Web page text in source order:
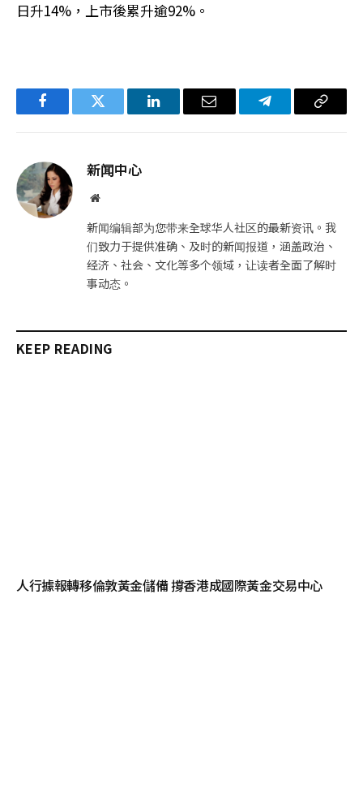
日升14%，上市後累升逾92%。
FacebookTwitter LinkedIn电
Telegram复
新闻中心
网
新闻编辑部为您带来全球华人社区的最新资讯。我
们致力于提供准确、及时的新闻报道，涵盖政治、
经济、社会、文化等多个领域，让读者全面了解时
事动态。
KEEP READING
人行據報轉移倫敦黃金儲備 撐香港成國際黃金交易中心